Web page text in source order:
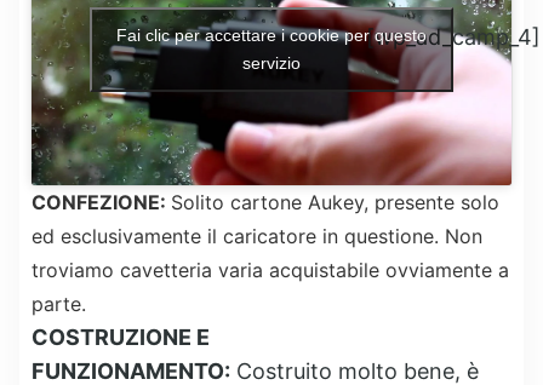
[wp_ad_camp_4]
Fai clic per accettare i cookie per questo
servizio
CONFEZIONE: Solito cartone Aukey, presente solo
ed esclusivamente il caricatore in questione. Non
troviamo cavetteria varia acquistabile ovviamente a
parte.
COSTRUZIONE E
FUNZIONAMENTO: Costruito molto bene, è